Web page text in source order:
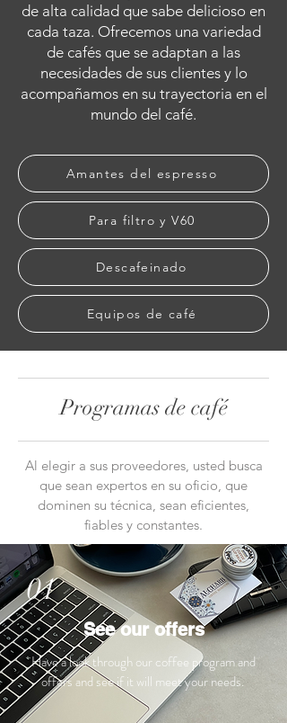
de alta calidad que sabe delicioso en
cada taza. Ofrecemos una variedad
de cafés que se adaptan a las
necesidades de sus clientes y lo
acompañamos en su trayectoria en el
mundo del café.
Amantes del espresso
Para filtro y V60
Descafeinado
Equipos de café
Programas de café
Al elegir a sus proveedores, usted busca
que sean expertos en su oficio, que
dominen su técnica, sean eficientes,
fiables y constantes.
01
See our offers
Have a look through our coffee program and
offers and see if it will meet your needs.